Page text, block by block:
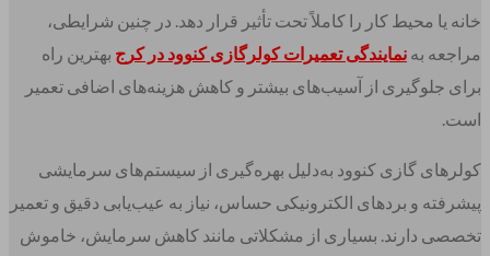
خانه یا محیط کار را کاملاً تحت تأثیر قرار دهد. در چنین شرایطی،
مراجعه به نمایندگی تعمیرات کولرگازی کنوود در کرج بهترین راه
برای جلوگیری از آسیب‌های بیشتر و کاهش هزینه‌های اضافی تعمیر
است.
کولرهای گازی کنوود به‌دلیل بهره‌گیری از سیستم‌های سرمایشی
پیشرفته و بردهای الکترونیکی حساس، نیاز به عیب‌یابی دقیق و تعمیر
تخصصی دارند. بسیاری از مشکلاتی مانند کاهش سرمایش، خاموش